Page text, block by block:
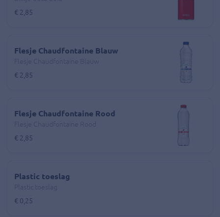
€ 2,85
Flesje Chaudfontaine Blauw
€ 2,85
Flesje Chaudfontaine Rood
€ 2,85
Plastic toeslag
€ 0,25